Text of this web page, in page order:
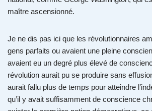
maître ascensionné.
Je ne dis pas ici que les révolutionnaires
gens parfaits ou avaient une pleine
avaient eu un degré plus élevé de
révolution aurait pu se produire sans
aurait fallu plus de temps pour atteindre
qu’il y avait suffisamment de conscience